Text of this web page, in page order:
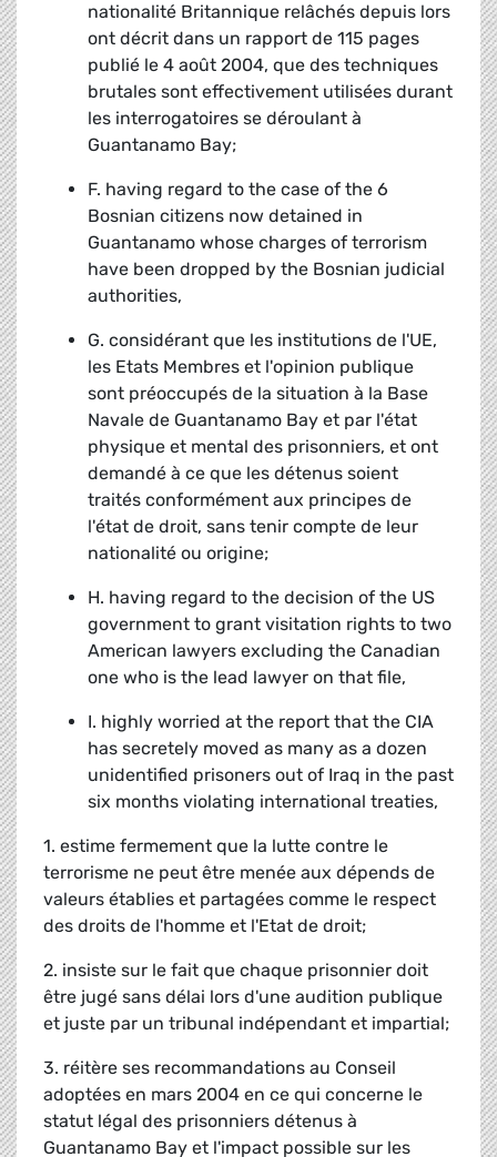
nationalité Britannique relâchés depuis lors
ont décrit dans un rapport de 115 pages
publié le 4 août 2004, que des techniques
brutales sont effectivement utilisées durant
les interrogatoires se déroulant à
Guantanamo Bay;
F. having regard to the case of the 6
Bosnian citizens now detained in
Guantanamo whose charges of terrorism
have been dropped by the Bosnian judicial
authorities,
G. considérant que les institutions de l'UE,
les Etats Membres et l'opinion publique
sont préoccupés de la situation à la Base
Navale de Guantanamo Bay et par l'état
physique et mental des prisonniers, et ont
demandé à ce que les détenus soient
traités conformément aux principes de
l'état de droit, sans tenir compte de leur
nationalité ou origine;
H. having regard to the decision of the US
government to grant visitation rights to two
American lawyers excluding the Canadian
one who is the lead lawyer on that file,
I. highly worried at the report that the CIA
has secretely moved as many as a dozen
unidentified prisoners out of Iraq in the past
six months violating international treaties,
1. estime fermement que la lutte contre le
terrorisme ne peut être menée aux dépends de
valeurs établies et partagées comme le respect
des droits de l'homme et l'Etat de droit;
2. insiste sur le fait que chaque prisonnier doit
être jugé sans délai lors d'une audition publique
et juste par un tribunal indépendant et impartial;
3. réitère ses recommandations au Conseil
adoptées en mars 2004 en ce qui concerne le
statut légal des prisonniers détenus à
Guantanamo Bay et l'impact possible sur les